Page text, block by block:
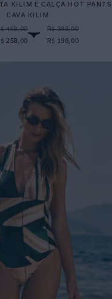
KILIM E CALÇA HOT PANTS
CAVA KILIM
468,00
258,00
R$ 398,00
R$ 198,00